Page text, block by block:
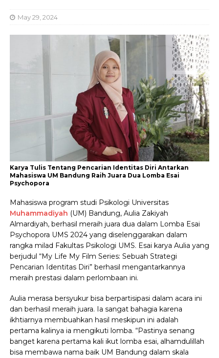
May 29, 2024
Karya Tulis Tentang Pencarian Identitas Diri Antarkan
Mahasiswa UM Bandung Raih Juara Dua Lomba Esai
Psychopora
Mahasiswa program studi Psikologi Universitas
Muhammadiyah (UM) Bandung, Aulia Zakiyah
Almardiyah, berhasil meraih juara dua dalam Lomba Esai
Psychopora UMS 2024 yang diselenggarakan dalam
rangka milad Fakultas Psikologi UMS. Esai karya Aulia yang
berjudul “My Life My Film Series: Sebuah Strategi
Pencarian Identitas Diri” berhasil mengantarkannya
meraih prestasi dalam perlombaan ini.
Aulia merasa bersyukur bisa berpartisipasi dalam acara ini
dan berhasil meraih juara. Ia sangat bahagia karena
ikhtiarnya membuahkan hasil meskipun ini adalah
pertama kalinya ia mengikuti lomba. “Pastinya senang
banget karena pertama kali ikut lomba esai, alhamdulillah
bisa membawa nama baik UM Bandung dalam skala